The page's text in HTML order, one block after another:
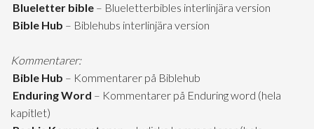
Blueletter bible – Blueletterbibles interlinjära version
Bible Hub – Biblehubs interlinjära version
Kommentarer:
Bible Hub – Kommentarer på Biblehub
Enduring Word – Kommentarer på Enduring word (hela
kapitlet)